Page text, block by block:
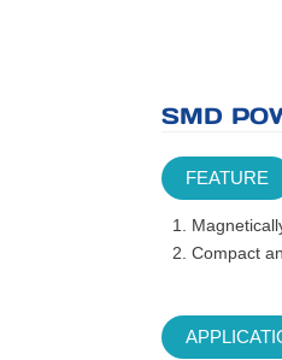
SMD
FEATURE
Compact